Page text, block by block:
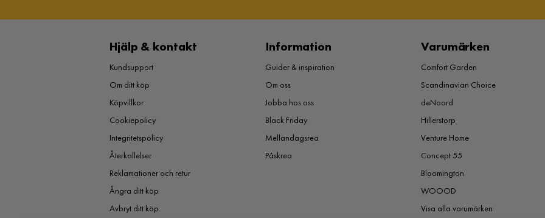
Hjälp & kontakt
Kundsupport
Om ditt köp
Köpvillkor
Cookiepolicy
Integritetspolicy
Återkallelser
Reklamationer och retur
Ångra ditt köp
Avbryt ditt köp
Information
Guider & inspiration
Om oss
Jobba hos oss
Black Friday
Mellandagsrea
Påskrea
Varumärken
Comfort Garden
Scandinavian Choice
deNoord
Hillerstorp
Venture Home
Concept 55
Bloomington
WOOOD
Visa alla varumärken